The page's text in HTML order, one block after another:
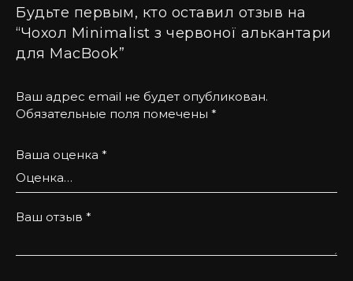
Сірий
Чорний
Коричневий
Синій
Зелений
Особливості чохла:
вишуканого вигляду і забезпечує довговічність.
Будьте первым, кто оставил отзыв на
“Чохол Minimalist з червоної алькантари
для MacBook”
Ваш адрес email не будет опубликован.
Обязательные поля помечены *
Ваша оценка *
Ваш отзыв *